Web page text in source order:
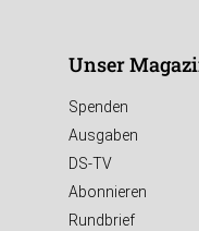
Unser
Spenden
Ausgaben
DS-TV
Abonnieren
Rundbrief